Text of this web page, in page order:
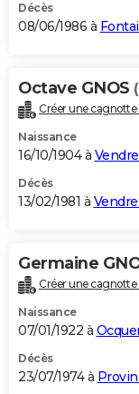
Décès
08/06/1986 à
Octave GNOS
Créer une cagnotte
Naissance
16/10/1904 à
Décès
13/02/1981 à
Germaine
Créer une cagnotte
Naissance
07/01/1922 à
Décès
23/07/1974 à